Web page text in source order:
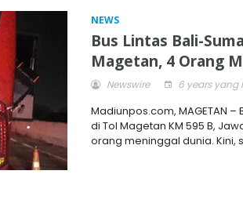
NEWS
Bus Lintas Bali-
Magetan, 4 Orang
Newswire 6 years yang
Madiunpos.com, MAGETAN
di Tol Magetan KM 595 B,
orang meninggal dunia. Kini,